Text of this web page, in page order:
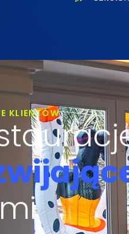
KLIENTÓW
Integracja z
najwyższym